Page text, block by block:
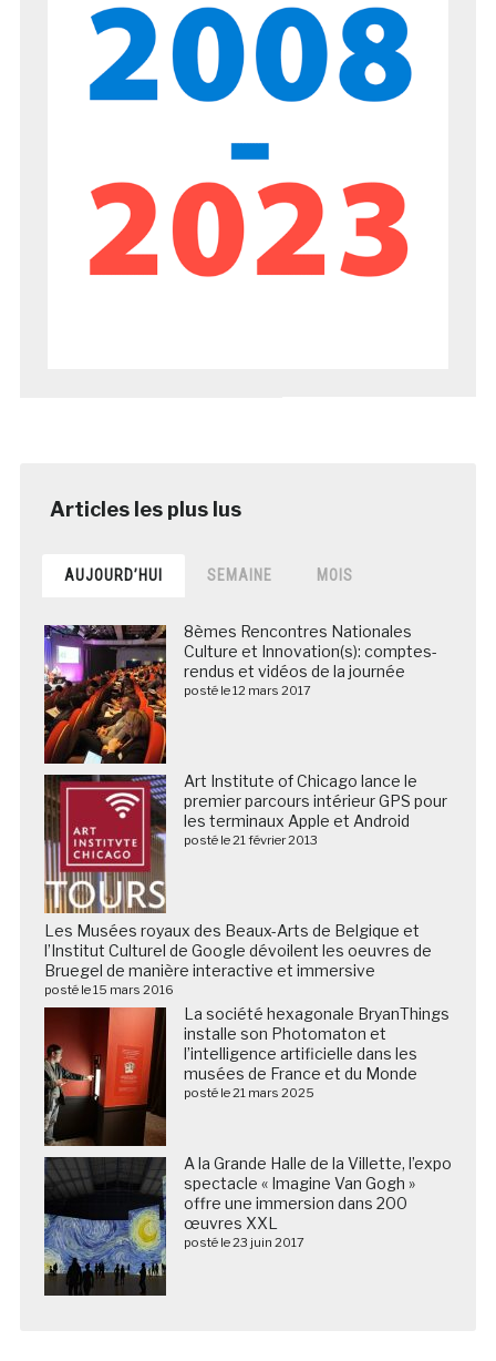
AUJOURD’HUI SEMAINE MOIS
8èmes Rencontres Nationales
Culture et Innovation(s): comptes-
rendus et vidéos de la journée
posté le 12 mars 2017
Art Institute of Chicago lance le
premier parcours intérieur GPS pour
les terminaux Apple et Android
posté le 21 février 2013
Les Musées royaux des Beaux-Arts de Belgique et
l’Institut Culturel de Google dévoilent les oeuvres de
Bruegel de manière interactive et immersive
posté le 15 mars 2016
La société hexagonale BryanThings
installe son Photomaton et
l’intelligence artificielle dans les
musées de France et du Monde
posté le 21 mars 2025
A la Grande Halle de la Villette, l’expo
spectacle « Imagine Van Gogh »
offre une immersion dans 200
œuvres XXL
posté le 23 juin 2017